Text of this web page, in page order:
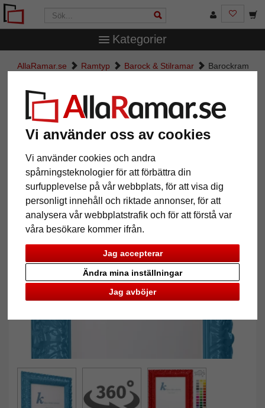
Vi använder oss av cookies
Vi använder cookies och andra
spårningsteknologier för att förbättra din
surfupplevelse på vår webbplats, för att visa dig
personligt innehåll och riktade annonser, för att
analysera vår webbplatstrafik och för att förstå var
våra besökare kommer ifrån.
Jag accepterar
Jag avböjer
Ändra mina inställningar
Kategorier
AllaRamar.se Ramtyp Barock & Stilramar
Barockram
Barockram Salamanca Color
Tillbaka